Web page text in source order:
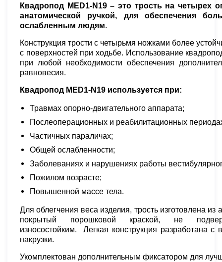
Квадропод MED1-N19 – это трость на четырех
анатомической ручкой, для обеспечения
ослабленным людям.
Конструкция трости с четырьмя ножками более
с поверхностей при ходьбе. Использование
при любой необходимости обеспечения
равновесия.
Квадропод MED1-N19 используется при:
Травмах опорно-двигательного аппарата;
Послеоперационных и реабилитационных
Частичных параличах;
Общей ослабленности;
Заболеваниях и нарушениях работы
Пожилом возрасте;
Повышенной массе тела.
Для облегчения веса изделия, трость изготовлена
покрытый порошковой краской, не
износостойким. Легкая конструкция разработана
накрузки.
Укомплектован дополнительным фиксатором для